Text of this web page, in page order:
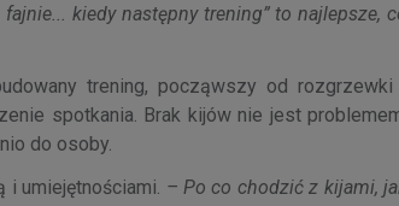
kiedy następny trening” to najlepsze,
trening, począwszy od
spotkania. Brak kijów nie jest
do osoby.
i umiejętnościami. – Po co chodzić z kijami,